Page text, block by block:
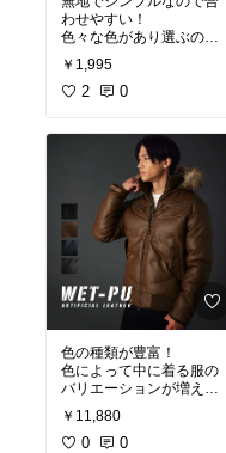
わせやすい！
色々な色があり選ぶのも
楽しみですね。
変にダボっとした感じも
なくて、良いと思いま
￥1,995
2 0
色の種類が豊富！
色によって中に着る服の
バリエーションが増えま
すね！
少しお高いですが、暖か
いしあわせやすいので
￥11,880
0 0